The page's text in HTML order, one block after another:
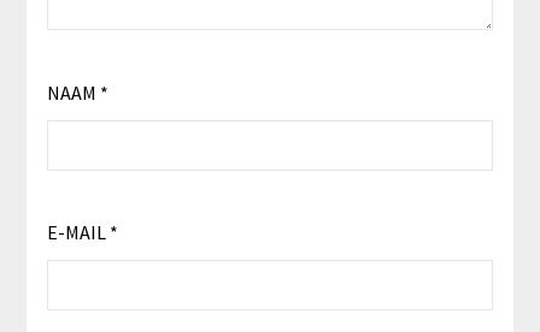
NAAM *
E-MAIL *